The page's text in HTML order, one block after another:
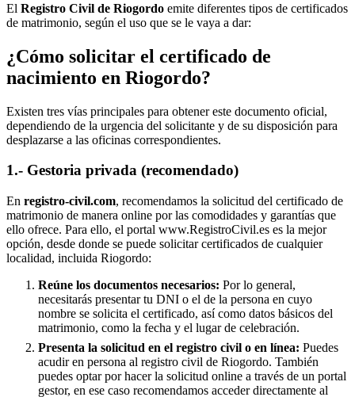
El Registro Civil de Riogordo emite diferentes tipos de certificados
de matrimonio, según el uso que se le vaya a dar:
¿Cómo solicitar el certificado de
nacimiento en Riogordo?
Existen tres vías principales para obtener este documento oficial,
dependiendo de la urgencia del solicitante y de su disposición para
desplazarse a las oficinas correspondientes.
1.- Gestoria privada (recomendado)
En registro-civil.com, recomendamos la solicitud del certificado de
matrimonio de manera online por las comodidades y garantías que
ello ofrece. Para ello, el portal www.RegistroCivil.es es la mejor
opción, desde donde se puede solicitar certificados de cualquier
localidad, incluida Riogordo:
Reúne los documentos necesarios: Por lo general,
necesitarás presentar tu DNI o el de la persona en cuyo
nombre se solicita el certificado, así como datos básicos del
matrimonio, como la fecha y el lugar de celebración.
Presenta la solicitud en el registro civil o en línea: Puedes
acudir en persona al registro civil de Riogordo. También
puedes optar por hacer la solicitud online a través de un portal
gestor, en ese caso recomendamos acceder directamente al